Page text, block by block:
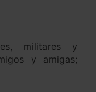
militares y
y amigas;